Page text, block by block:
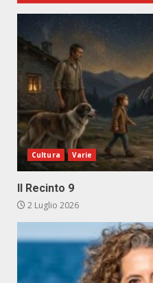
Cultura Varie
Il Recinto 9
2 Luglio 2026